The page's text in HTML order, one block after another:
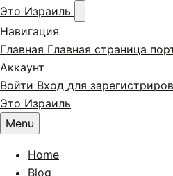
Это Израиль
Навигация
Главная Главная страница
Аккаунт
Войти Вход для
Skip to content
Это Израиль
Menu
Home
Blog